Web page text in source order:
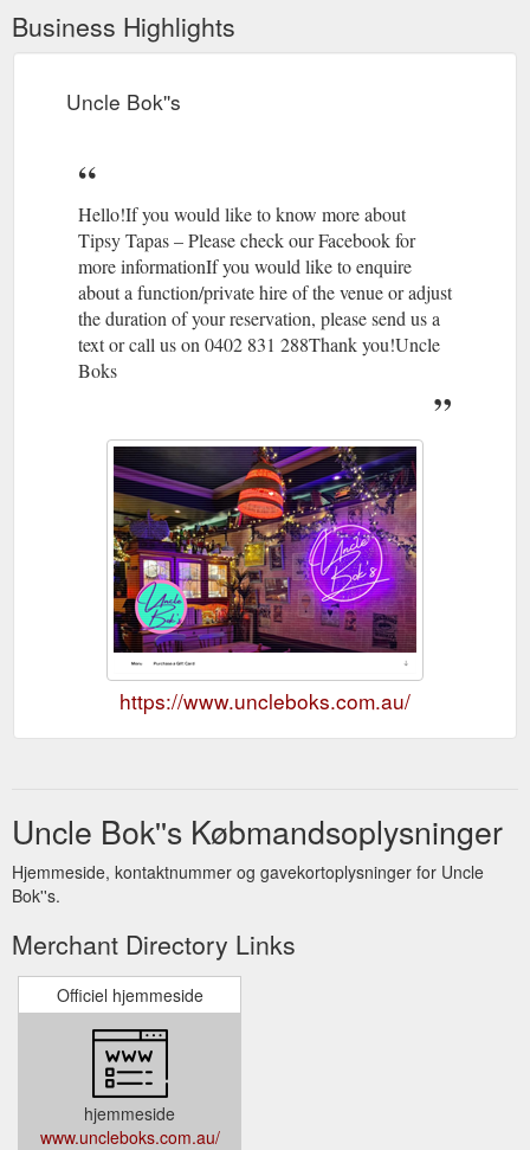
Business Highlights
Uncle Bok''s
Hello!If you would like to know more about
Tipsy Tapas – Please check our Facebook for
more informationIf you would like to enquire
about a function/private hire of the venue or adjust
the duration of your reservation, please send us a
text or call us on 0402 831 288Thank you!Uncle
Boks
https://www.uncleboks.com.au/
Uncle Bok''s Købmandsoplysninger
Hjemmeside, kontaktnummer og gavekortoplysninger for Uncle
Bok''s.
Merchant Directory Links
Officiel hjemmeside
hjemmeside
www.uncleboks.com.au/